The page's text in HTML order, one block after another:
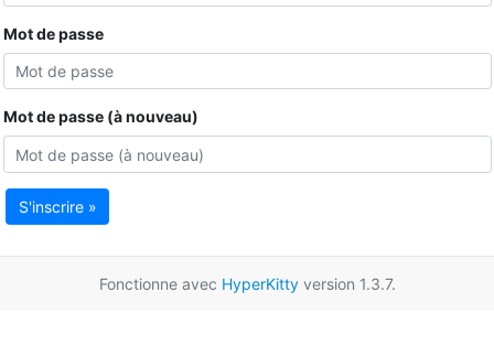
Mot de passe
Mot de passe (à nouveau)
S'inscrire »
Fonctionne avec HyperKittyversion 1.3.7.